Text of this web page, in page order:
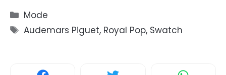
Catégories
Mode
Étiquettes
Audemars Piguet, Royal Pop, Swatch